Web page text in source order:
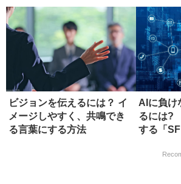
ビジョンを伝えるには？ イ
メージしやすく、共鳴でき
る言葉にする方法
AIに負け
るには?
する「